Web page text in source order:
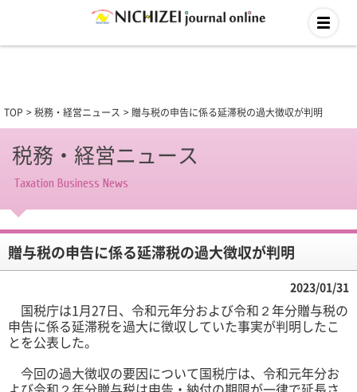
TOP 税務・経営ニュース 贈与税の申告に係る延滞税の過大徴収が判明
税務・経営ニュース
Taxation Business News
贈与税の申告に係る延滞税の過大徴収が判明
2023/01/31
国税庁は1月27日、令和元年分および令和２年分贈与税の
申告に係る延滞税を過大に徴収していた事実が判明したこ
とを公表した。
今回の過大徴収の要因について国税庁は、令和元年分お